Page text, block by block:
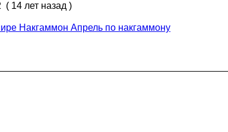
( 14 лет назад )
Накгаммон Апрель по накгаммону